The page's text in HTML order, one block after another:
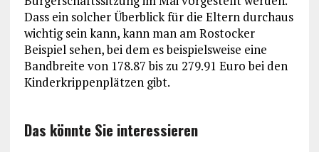
Dass ein solcher Überblick für die Eltern durchaus
wichtig sein kann, kann man am Rostocker
Beispiel sehen, bei dem es beispielsweise eine
Bandbreite von 178.87 bis zu 279.91 Euro bei den
Kinderkrippenplätzen gibt.
Das könnte Sie interessieren